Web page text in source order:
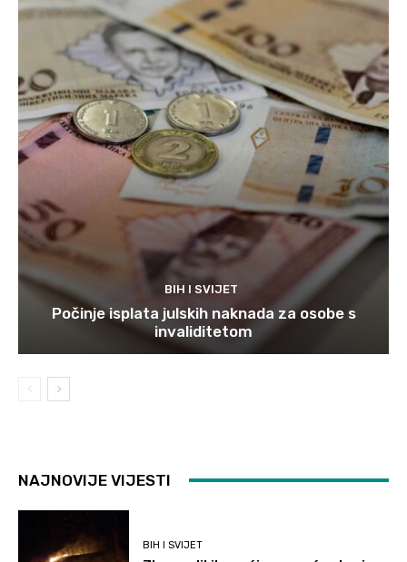
BIH I SVIJET
Počinje isplata julskih naknada za osobe s
invaliditetom
NAJNOVIJE VIJESTI
BIH I SVIJET